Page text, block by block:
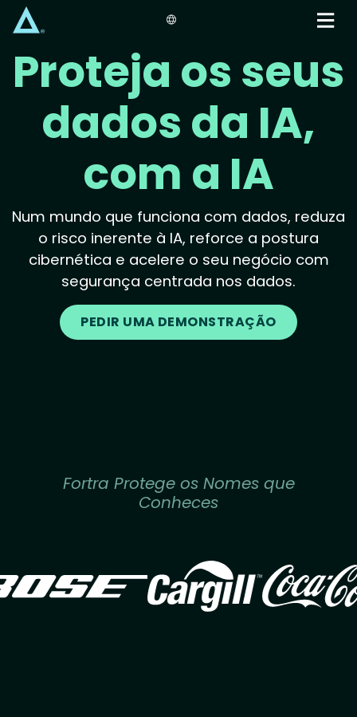
content
Proteja os seus
dados da IA,
com a IA
Num mundo que funciona com dados, reduza
o risco inerente à IA, reforce a postura
cibernética e acelere o seu negócio com
segurança centrada nos dados.
PEDIR UMA DEMONSTRAÇÃO
Fortra Protege os Nomes que
Conheces
Image